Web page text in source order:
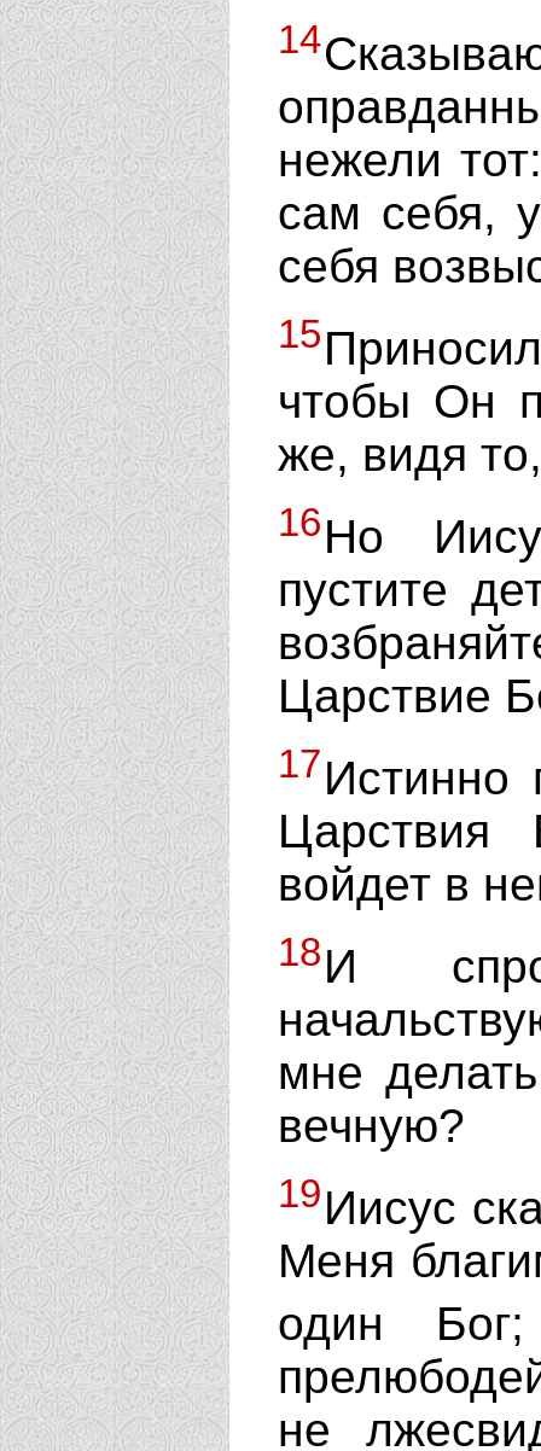
14
нежели
сам себя,
себя
15
чтобы Он
же, видя
16Но
пустите
Царствие
17Истинно
войдет в
18И
мне
вечную?
19Иисус
Меня
один
не